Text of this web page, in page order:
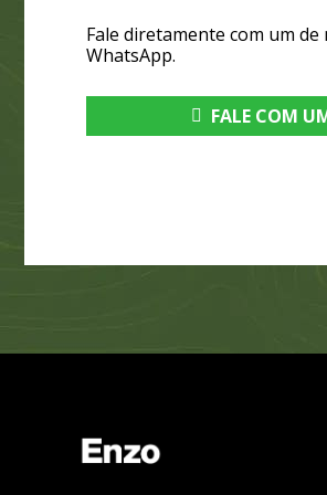
Fale diretamente com um
WhatsApp.
FALE COM